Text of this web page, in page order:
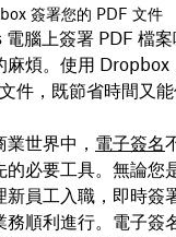
簽署您的 PDF 文件
腦上簽署 PDF 檔
麻煩。使用 Dropbox
件，既節省時間又
世界中， 電子簽名
必要工具。無論您
新員工入職，即時簽
務順利進行。電子簽